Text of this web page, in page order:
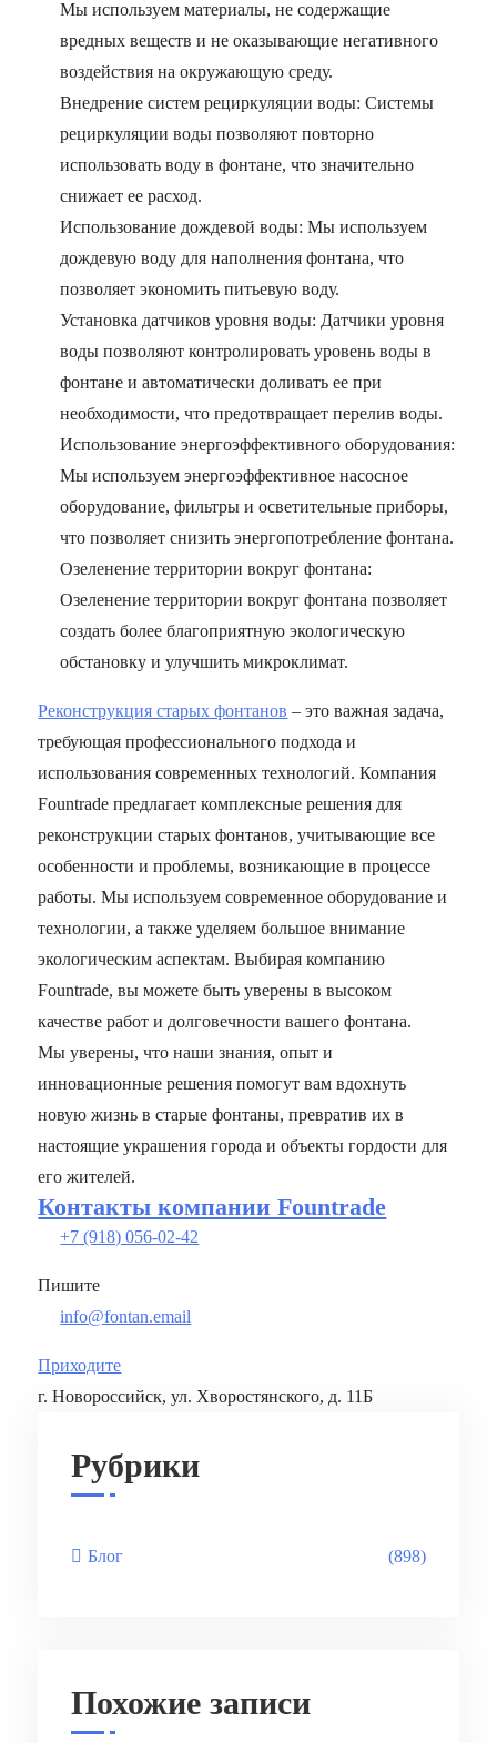
Мы используем материалы, не содержащие
вредных веществ и не оказывающие негативного
воздействия на окружающую среду.
Внедрение систем рециркуляции воды: Системы
рециркуляции воды позволяют повторно
использовать воду в фонтане, что значительно
снижает ее расход.
Использование дождевой воды: Мы используем
дождевую воду для наполнения фонтана, что
позволяет экономить питьевую воду.
Установка датчиков уровня воды: Датчики уровня
воды позволяют контролировать уровень воды в
фонтане и автоматически доливать ее при
необходимости, что предотвращает перелив воды.
Использование энергоэффективного оборудования:
Мы используем энергоэффективное насосное
оборудование, фильтры и осветительные приборы,
что позволяет снизить энергопотребление фонтана.
Озеленение территории вокруг фонтана:
Озеленение территории вокруг фонтана позволяет
создать более благоприятную экологическую
обстановку и улучшить микроклимат.
Реконструкция старых фонтанов – это важная задача,
требующая профессионального подхода и
использования современных технологий. Компания
Fountrade предлагает комплексные решения для
реконструкции старых фонтанов, учитывающие все
особенности и проблемы, возникающие в процессе
работы. Мы используем современное оборудование и
технологии, а также уделяем большое внимание
экологическим аспектам. Выбирая компанию
Fountrade, вы можете быть уверены в высоком
качестве работ и долговечности вашего фонтана.
Мы уверены, что наши знания, опыт и
инновационные решения помогут вам вдохнуть
новую жизнь в старые фонтаны, превратив их в
настоящие украшения города и объекты гордости для
его жителей.
Контакты компании Fountrade
+7 (918) 056-02-42
Пишите
info@fontan.email
Приходите
г. Новороссийск, ул. Хворостянского, д. 11Б
Рубрики
Блог (898)
Похожие записи